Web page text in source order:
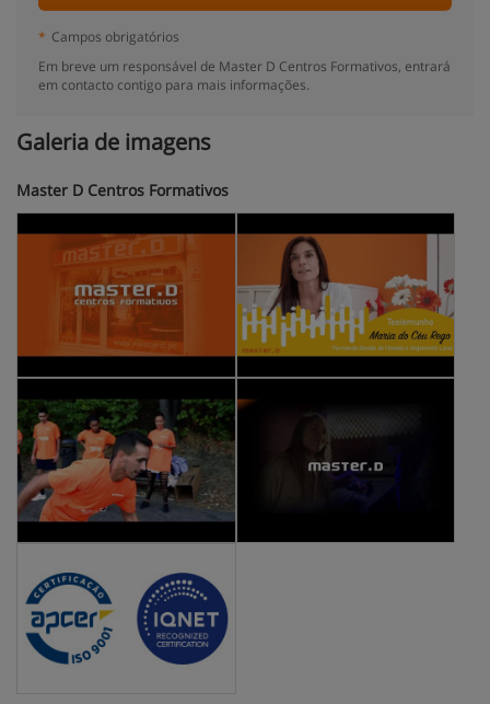
* Campos obrigatórios
Em breve um responsável de Master D Centros Formativos, entrará
em contacto contigo para mais informações.
Galeria de imagens
Master D Centros Formativos